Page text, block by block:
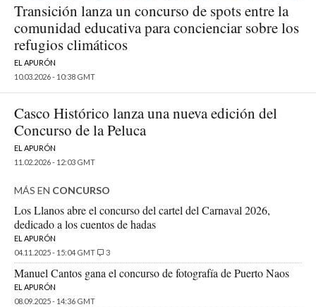
Transición lanza un concurso de spots entre la
comunidad educativa para concienciar sobre los
refugios climáticos
EL APURÓN
10.03.2026 - 10:38 GMT
Casco Histórico lanza una nueva edición del
Concurso de la Peluca
EL APURÓN
11.02.2026 - 12:03 GMT
MÁS EN CONCURSO
Los Llanos abre el concurso del cartel del Carnaval 2026,
dedicado a los cuentos de hadas
EL APURÓN
04.11.2025 - 15:04 GMT
3
Manuel Cantos gana el concurso de fotografía de Puerto Naos
EL APURÓN
08.09.2025 - 14:36 GMT